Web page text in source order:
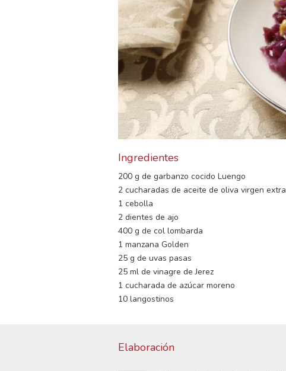
Ingredientes
200 g de garbanzo cocido Luengo
2 cucharadas de aceite de oliva virgen extra
1 cebolla
2 dientes de ajo
400 g de col lombarda
1 manzana Golden
25 g de uvas pasas
25 ml de vinagre de Jerez
1 cucharada de azúcar moreno
10 langostinos
Elaboración